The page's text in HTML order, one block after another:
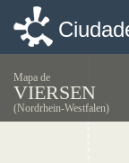
Mapa de
VIERSEN
(Nordrhein-Westfalen)